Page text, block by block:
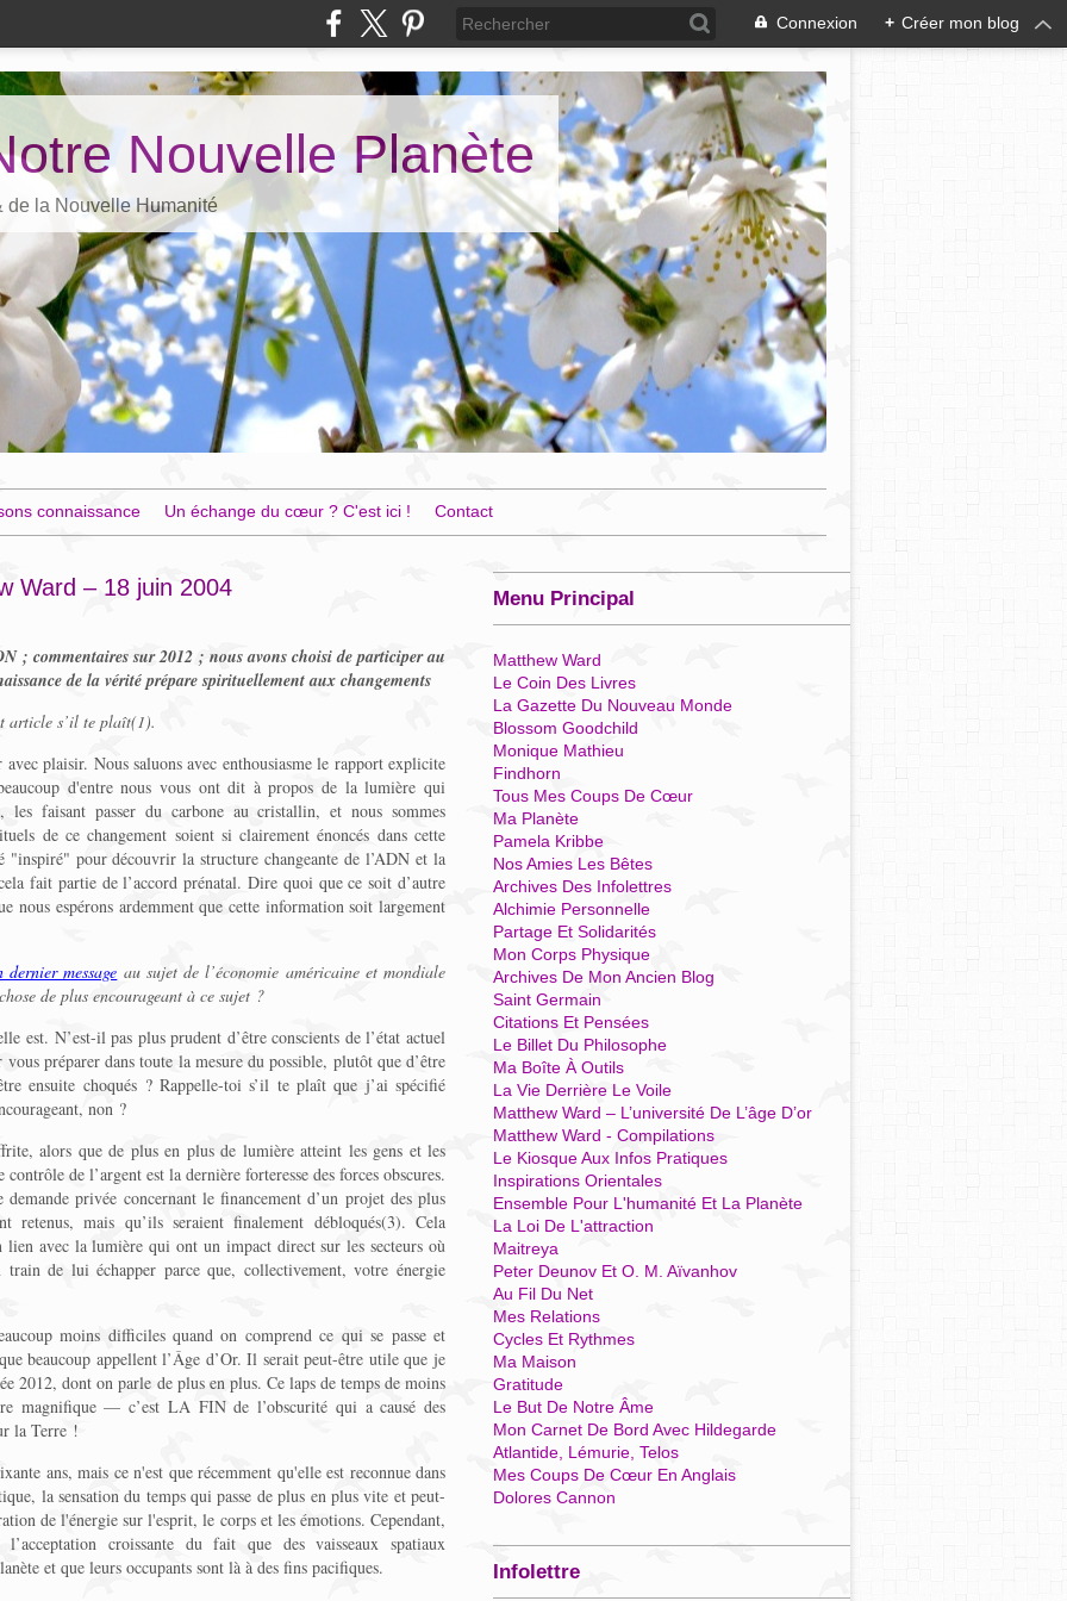
Connexion + Créer mon blog
Nouvelle Planète
de la Nouvelle Humanité
connaissance Un échange du cœur ? C'est ici ! Contact
Ward – 18 juin 2004
; commentaires sur 2012 ; nous avons choisi de participer au
de la vérité prépare spirituellement aux changements
article s’il te plaît(1).
plaisir. Nous saluons avec enthousiasme le rapport explicite
d'entre nous vous ont dit à propos de la lumière qui
les faisant passer du carbone au cristallin, et nous sommes
de ce changement soient si clairement énoncés dans cette
"inspiré" pour découvrir la structure changeante de l’ADN et la
fait partie de l’accord prénatal. Dire quoi que ce soit d’autre
nous espérons ardemment que cette information soit largement
dernier message au sujet de l’économie américaine et mondiale
de plus encourageant à ce sujet ?
est. N’est-il pas plus prudent d’être conscients de l’état actuel
préparer dans toute la mesure du possible, plutôt que d’être
ensuite choqués ? Rappelle-toi s’il te plaît que j’ai spécifié
non ?
alors que de plus en plus de lumière atteint les gens et les
de l’argent est la dernière forteresse des forces obscures.
privée concernant le financement d’un projet des plus
retenus, mais qu’ils seraient finalement débloqués(3). Cela
lien avec la lumière qui ont un impact direct sur les secteurs où
train de lui échapper parce que, collectivement, votre énergie
moins difficiles quand on comprend ce qui se passe et
beaucoup appellent l’Âge d’Or. Il serait peut-être utile que je
2012, dont on parle de plus en plus. Ce laps de temps de moins
magnifique — c’est LA FIN de l’obscurité qui a causé des
la Terre !
ans, mais ce n'est que récemment qu'elle est reconnue dans
la sensation du temps qui passe de plus en plus vite et peut-
de l'énergie sur l'esprit, le corps et les émotions. Cependant,
croissante du fait que des vaisseaux spatiaux
et que leurs occupants sont là à des fins pacifiques.
Menu Principal
Matthew Ward
Le Coin Des Livres
La Gazette Du Nouveau Monde
Blossom Goodchild
Monique Mathieu
Findhorn
Tous Mes Coups De Cœur
Ma Planète
Pamela Kribbe
Nos Amies Les Bêtes
Archives Des Infolettres
Alchimie Personnelle
Partage Et Solidarités
Mon Corps Physique
Archives De Mon Ancien Blog
Saint Germain
Citations Et Pensées
Le Billet Du Philosophe
Ma Boîte À Outils
La Vie Derrière Le Voile
Matthew Ward – L’université De L’âge D’or
Matthew Ward - Compilations
Le Kiosque Aux Infos Pratiques
Inspirations Orientales
Ensemble Pour L'humanité Et La Planète
La Loi De L'attraction
Maitreya
Peter Deunov Et O. M. Aïvanhov
Au Fil Du Net
Mes Relations
Cycles Et Rythmes
Ma Maison
Gratitude
Le But De Notre Âme
Mon Carnet De Bord Avec Hildegarde
Atlantide, Lémurie, Telos
Mes Coups De Cœur En Anglais
Dolores Cannon
Infolettre